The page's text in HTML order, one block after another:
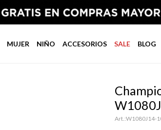
MUJER NIÑO ACCESORIOS SALE BLOG
W1080J14-